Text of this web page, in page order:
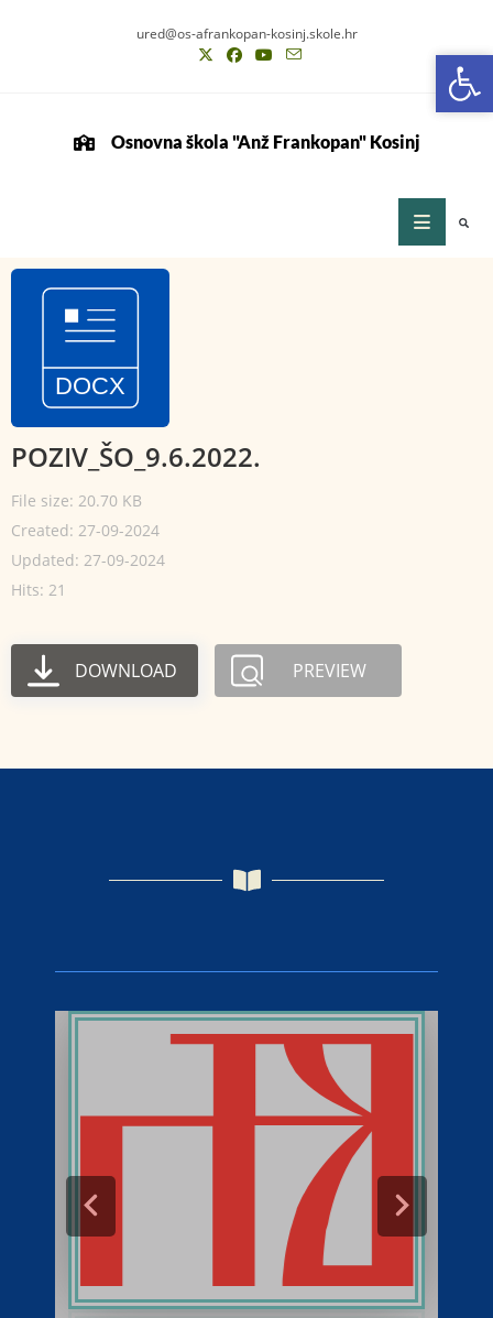
ured@os-afrankopan-kosinj.skole.hr
Osnovna škola "Anž Frankopan" Kosinj
POZIV_ŠO_9.6.2022.
File size: 20.70 KB
Created: 27-09-2024
Updated: 27-09-2024
Hits: 21
DOWNLOAD PREVIEW